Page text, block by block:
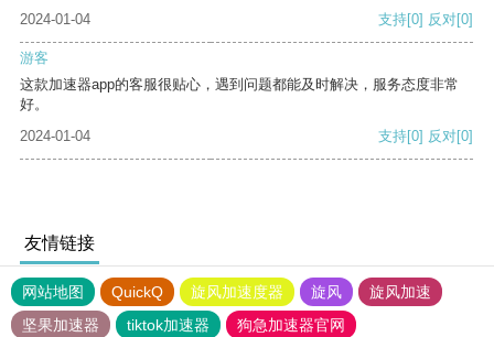
2024-01-04
支持[0] 反对[0]
游客
这款加速器app的客服很贴心，遇到问题都能及时解决，服务态度非常
好。
2024-01-04
支持[0] 反对[0]
友情链接
网站地图 QuickQ 旋风加速度器 旋风
旋风加速
坚果加速器
tiktok加速器
狗急加速器官网